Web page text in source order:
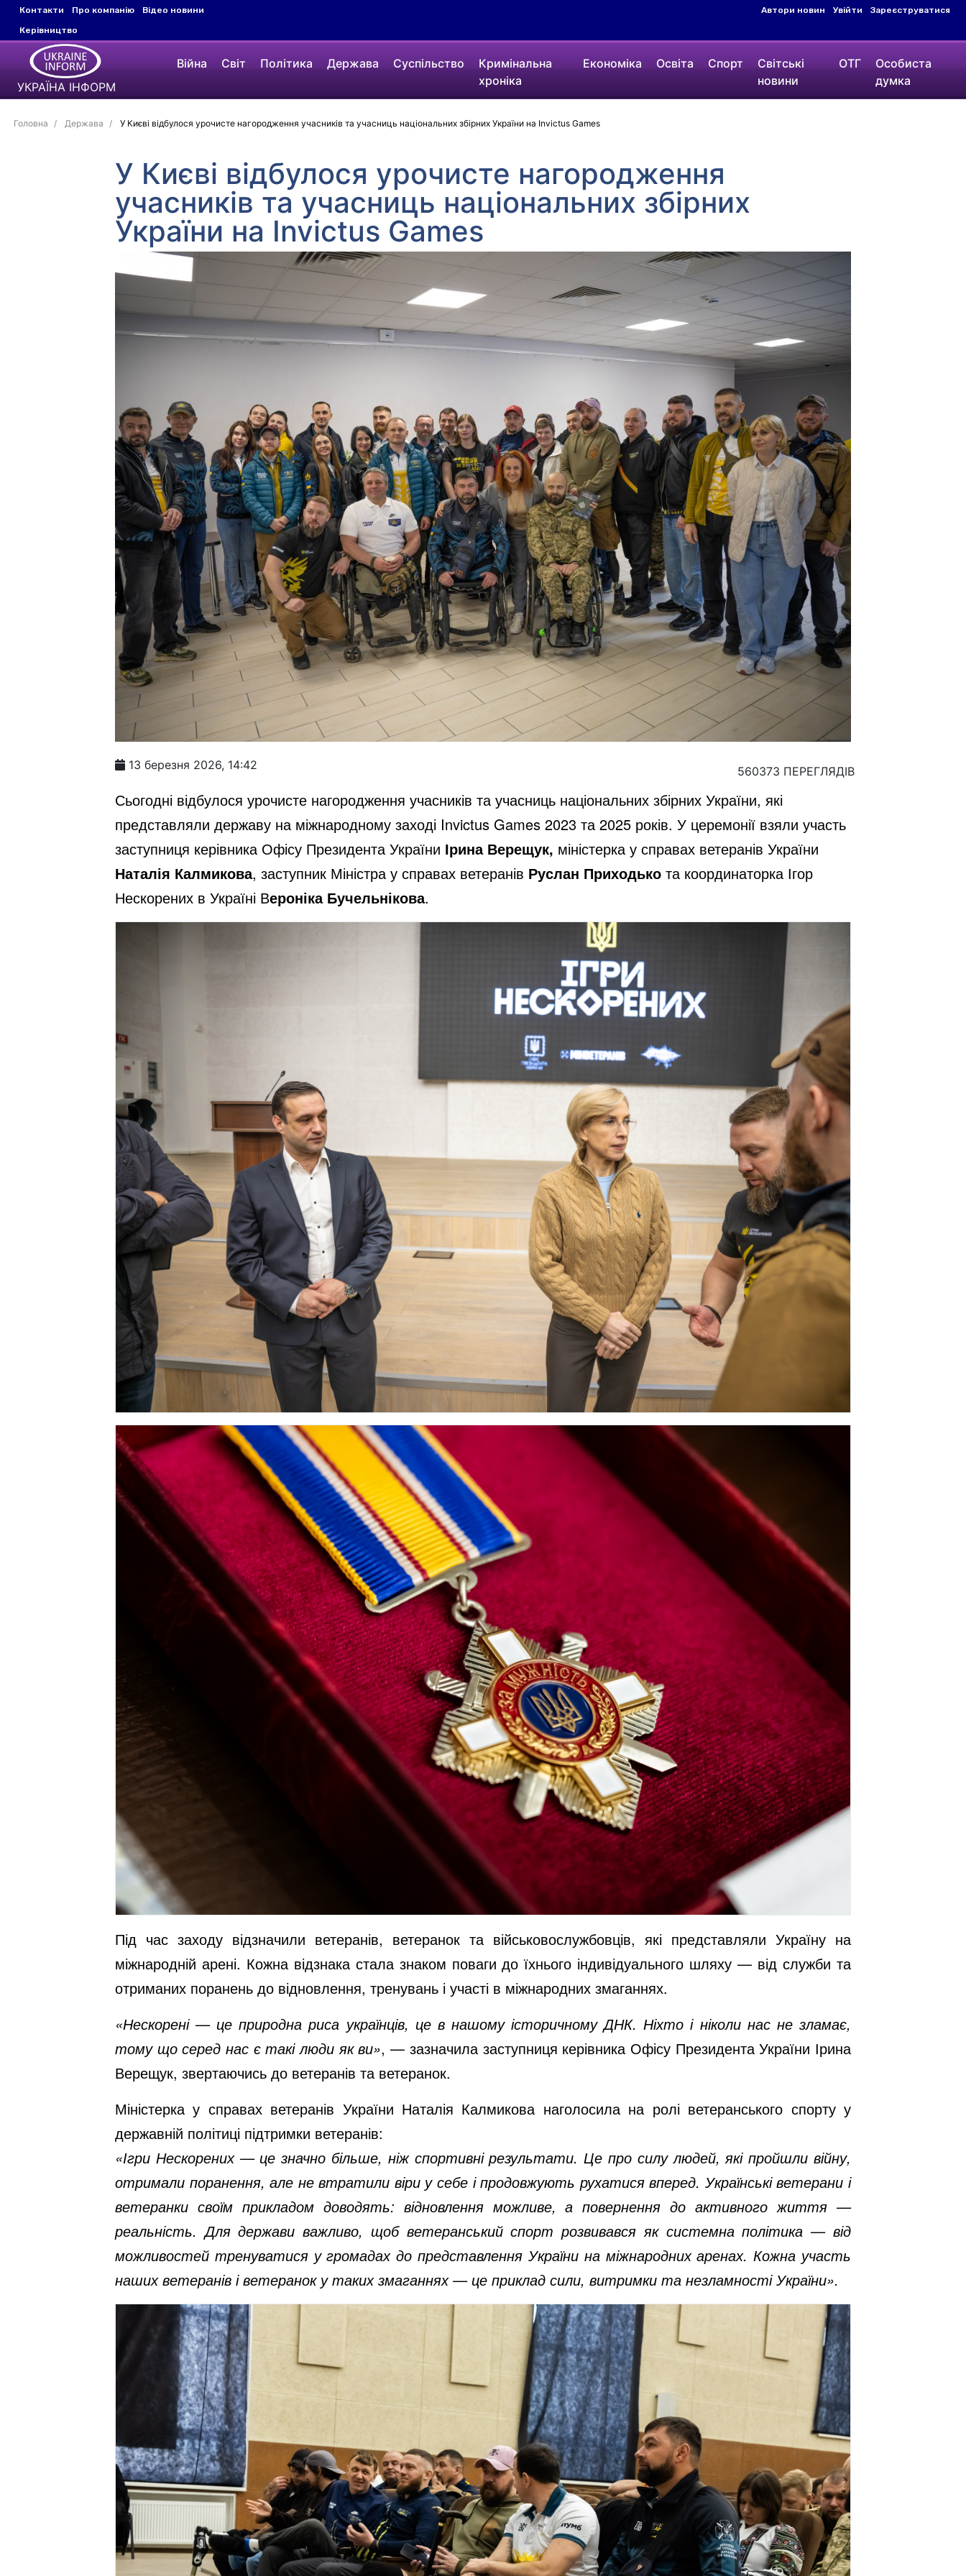
Контакти Про компанію
Відео новини
Керівництво
Автори новин Увійти Зареєструватися
УКРАЇНА ІНФОРМ
Війна Світ Політика Держава Суспільство
Кримінальна
хроніка
Економіка Освіта Спорт
Світські
новини
ОТГ
Особиста
думка
Головна Держава У Києві відбулося урочисте нагородження учасників та учасниць національних збірних України на Invictus Games
У Києві відбулося урочисте нагородження
учасників та учасниць національних збірних
України на Invictus Games
13 березня 2026, 14:42 560373 ПЕРЕГЛЯДІВ
Сьогодні відбулося урочисте нагородження учасників та учасниць національних збірних України, які
представляли державу на міжнародному заході Invictus Games 2023 та 2025 років. У церемонії взяли участь
заступниця керівника Офісу Президента України Ірина Верещук, міністерка у справах ветеранів України
Наталія Калмикова, заступник Міністра у справах ветеранів Руслан Приходькота координаторка Ігор
Нескорених в Україні Вероніка Бучельнікова.
Під час заходу відзначили ветеранів, ветеранок та військовослужбовців, які представляли Україну на
міжнародній арені. Кожна відзнака стала знаком поваги до їхнього індивідуального шляху — від служби та
отриманих поранень до відновлення, тренувань і участі в міжнародних змаганнях.
«Нескорені — це природна риса українців, це в нашому історичному ДНК. Ніхто і ніколи нас не зламає,
тому що серед нас є такі люди як ви», — зазначила заступниця керівника Офісу Президента України Ірина
Верещук, звертаючись до ветеранів та ветеранок.
Міністерка у справах ветеранів України Наталія Калмикова наголосила на ролі ветеранського спорту у
державній політиці підтримки ветеранів:
«Ігри Нескорених — це значно більше, ніж спортивні результати. Це про силу людей, які пройшли війну,
отримали поранення, але не втратили віри у себе і продовжують рухатися вперед. Українські ветерани і
ветеранки своїм прикладом доводять: відновлення можливе, а повернення до активного життя —
реальність. Для держави важливо, щоб ветеранський спорт розвивався як системна політика — від
можливостей тренуватися у громадах до представлення України на міжнародних аренах. Кожна участь
наших ветеранів і ветеранок у таких змаганнях — це приклад сили, витримки та незламності України».